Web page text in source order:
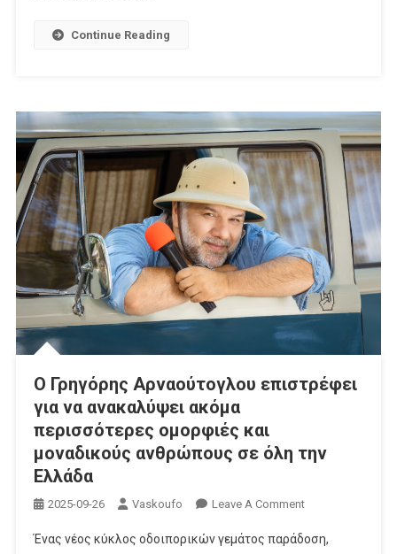
Continue Reading
Ο Γρηγόρης Αρναούτογλου επιστρέφει
για να ανακαλύψει ακόμα
περισσότερες ομορφιές και
μοναδικούς ανθρώπους σε όλη την
Ελλάδα
2025-09-26 Vaskoufo Leave A CommentOn
Γρηγόρης
Ένας νέος κύκλος οδοιπορικών γεμάτος παράδοση,